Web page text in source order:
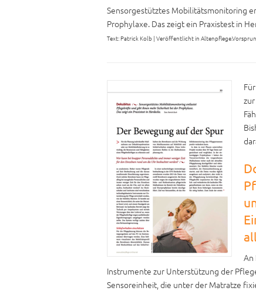
Sensorgestütztes Mobilitätsmonitoring
Prophylaxe. Das zeigt ein Praxistest in
Text: Patrick Kolb | Veröffentlicht in
An
Instrumente zur Unterstützung der
Sensoreinheit, die unter der Matratze